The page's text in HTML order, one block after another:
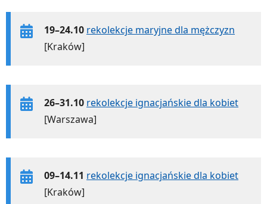
19–24.10 rekolekcje maryjne dla mężczyzn
[Kraków]
26–31.10 rekolekcje ignacjańskie dla kobiet
[Warszawa]
09–14.11 rekolekcje ignacjańskie dla kobiet
[Kraków]